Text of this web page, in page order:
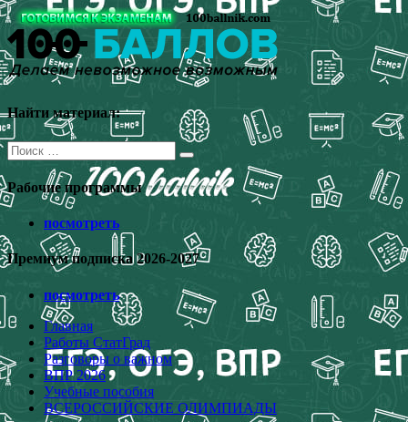
Перейти
к
содержимому
Найти материал:
Поиск
для:
Рабочие программы
посмотреть
Премиум подписка 2026-2027
посмотреть
Главная
Работы СтатГрад
Разговоры о важном
ВПР 2026
Учебные пособия
ВСЕРОССИЙСКИЕ ОЛИМПИАДЫ